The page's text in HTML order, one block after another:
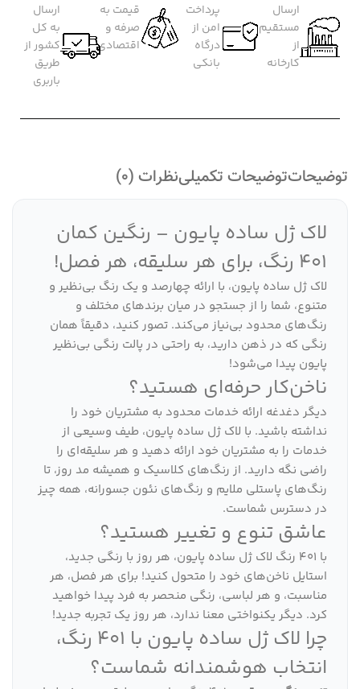
ارسال
مستقیم
از
کارخانه
پرداخت
امن از
درگاه
بانکی
قیمت به
صرفه و
اقتصادی
ارسال
به کل
کشور از
طریق
باربری
توضیحاتتوضیحات تکمیلینظرات (0)
لاک ژل ساده پایون – رنگین کمان
401 رنگ، برای هر سلیقه، هر فصل!
لاک ژل ساده پایون، با ارائه چهارصد و یک رنگ بی‌نظیر و
متنوع، شما را از جستجو در میان برندهای مختلف و
رنگ‌های محدود بی‌نیاز می‌کند. تصور کنید، دقیقاً همان
رنگی که در ذهن دارید، به راحتی در پالت رنگی بی‌نظیر
پایون پیدا می‌شود!
ناخن‌کار حرفه‌ای هستید؟
دیگر دغدغه ارائه خدمات محدود به مشتریان خود را
نداشته باشید. با لاک ژل ساده پایون، طیف وسیعی از
خدمات را به مشتریان خود ارائه دهید و هر سلیقه‌ای را
راضی نگه دارید. از رنگ‌های کلاسیک و همیشه مد روز، تا
رنگ‌های پاستلی ملایم و رنگ‌های نئون جسورانه، همه چیز
در دسترس شماست.
عاشق تنوع و تغییر هستید؟
با 401 رنگ لاک ژل ساده پایون، هر روز با رنگی جدید،
استایل ناخن‌های خود را متحول کنید! برای هر فصل، هر
مناسبت، و هر لباسی، رنگی منحصر به فرد پیدا خواهید
کرد. دیگر یکنواختی معنا ندارد، هر روز یک تجربه جدید!
چرا لاک ژل ساده پایون با 401 رنگ،
انتخاب هوشمندانه شماست؟